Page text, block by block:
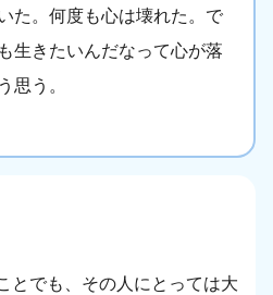
た。何度も心は壊れた。で
生きたいんだなって心が落
思う。
とでも、その人にとっては大